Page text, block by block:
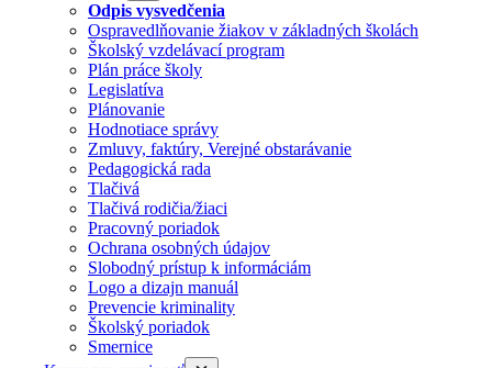
Odpis vysvedčenia
Ospravedlňovanie žiakov v základných školách
Školský vzdelávací program
Plán práce školy
Legislatíva
Plánovanie
Hodnotiace správy
Zmluvy, faktúry, Verejné obstarávanie
Pedagogická rada
Tlačivá
Tlačivá rodičia/žiaci
Pracovný poriadok
Ochrana osobných údajov
Slobodný prístup k informáciám
Logo a dizajn manuál
Prevencie kriminality
Školský poriadok
Smernice